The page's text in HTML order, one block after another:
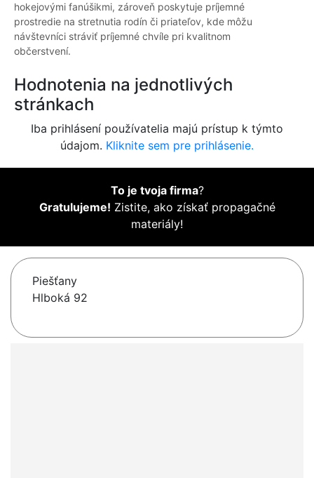
hokejovými fanúšikmi, zároveň poskytuje príjemné
prostredie na stretnutia rodín či priateľov, kde môžu
návštevníci stráviť príjemné chvíle pri kvalitnom
občerstvení.
Hodnotenia na jednotlivých
stránkach
Iba prihlásení používatelia majú prístup k týmto
údajom. Kliknite sem pre prihlásenie.
To je tvoja firma?
Gratulujeme! Zistite, ako získať propagačné
materiály!
Piešťany
Hlboká 92